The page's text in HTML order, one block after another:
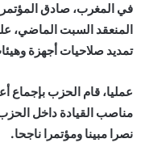
في المغرب، صادق المؤتمر
المنعقد السبت الماضي،
تمديد صلاحيات أجهزة
عمليا، قام الحزب بإجماع
مناصب القيادة داخل الحزب
نصرا مبينا ومؤتمرا ناجحا.